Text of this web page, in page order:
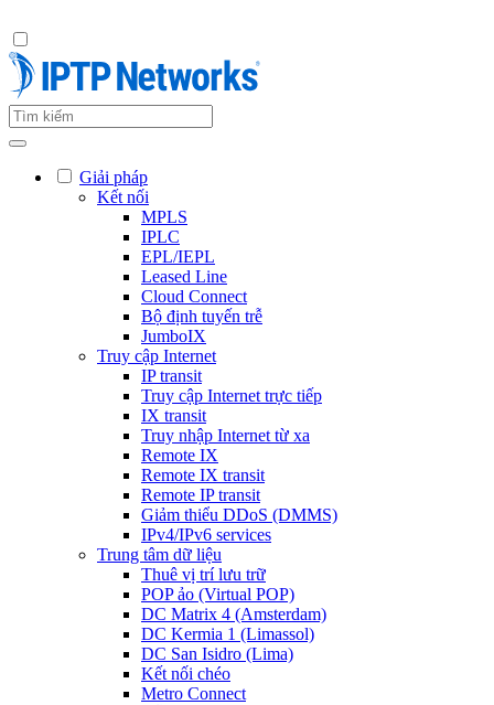
Giải pháp
Kết nối
MPLS
IPLC
EPL/IEPL
Leased Line
Cloud Connect
Bộ định tuyến trễ
JumboIX
Truy cập Internet
IP transit
Truy cập Internet trực tiếp
IX transit
Truy nhập Internet từ xa
Remote IX
Remote IX transit
Remote IP transit
Giảm thiểu DDoS (DMMS)
IPv4/IPv6 services
Trung tâm dữ liệu
Thuê vị trí lưu trữ
POP ảo (Virtual POP)
DC Matrix 4 (Amsterdam)
DC Kermia 1 (Limassol)
DC San Isidro (Lima)
Kết nối chéo
Metro Connect